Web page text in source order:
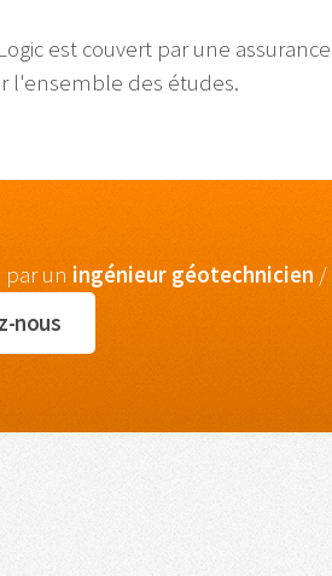
est couvert par une assurance
l'ensemble des études.
un ingénieur géotechnicien /
nous